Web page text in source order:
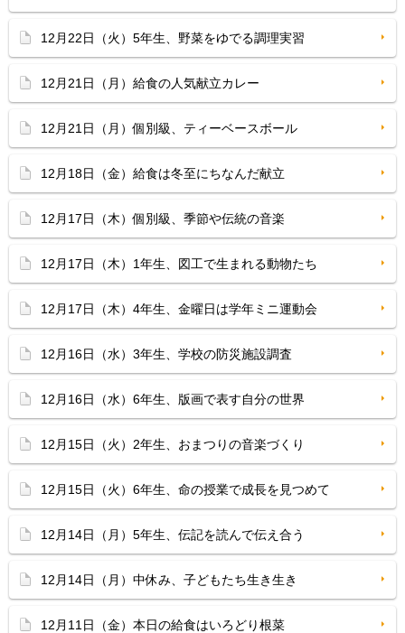
12月22日（火）5年生、野菜をゆでる調理実習
12月21日（月）給食の人気献立カレー
12月21日（月）個別級、ティーベースボール
12月18日（金）給食は冬至にちなんだ献立
12月17日（木）個別級、季節や伝統の音楽
12月17日（木）1年生、図工で生まれる動物たち
12月17日（木）4年生、金曜日は学年ミニ運動会
12月16日（水）3年生、学校の防災施設調査
12月16日（水）6年生、版画で表す自分の世界
12月15日（火）2年生、おまつりの音楽づくり
12月15日（火）6年生、命の授業で成長を見つめて
12月14日（月）5年生、伝記を読んで伝え合う
12月14日（月）中休み、子どもたち生き生き
12月11日（金）本日の給食はいろどり根菜